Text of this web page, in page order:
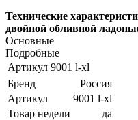
Технические
двойной обливной
Основные
Подробные
Артикул 9001 l-xl
Бренд
Россия
Артикул
9001 l-xl
Товар недели
да